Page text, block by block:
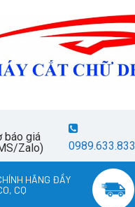
báo giá
Zalo)
0989.633.833
HÃNG ĐẦY
CQ